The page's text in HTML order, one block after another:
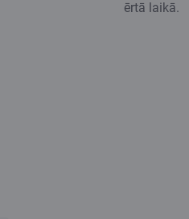
ērtā laikā.